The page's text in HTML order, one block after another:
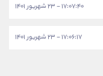
۱۷:۰۷:۴۰ - ۲۳ شهریور ۱۴۰۱
۱۷:۰۶:۱۷ - ۲۳ شهریور ۱۴۰۱